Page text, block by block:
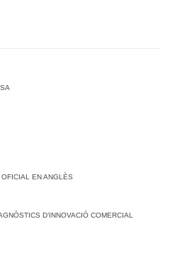
EN ANGLÈS
D’INNOVACIÓ COMERCIAL